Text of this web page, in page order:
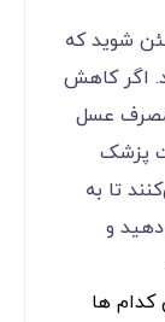
شوید که
اگر کاهش
مصرف عسل
پزشک
تا به
و
کدام ها